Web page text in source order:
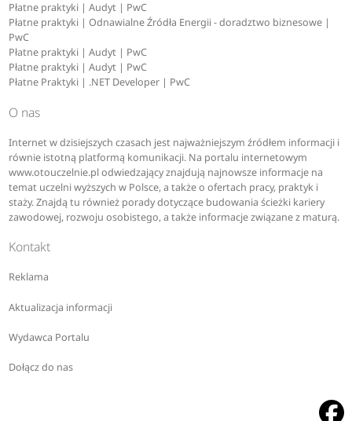
Płatne praktyki | Audyt | PwC
Płatne praktyki | Odnawialne Źródła Energii - doradztwo biznesowe |
PwC
Płatne praktyki | Audyt | PwC
Płatne praktyki | Audyt | PwC
Płatne Praktyki | .NET Developer | PwC
O nas
Internet w dzisiejszych czasach jest najważniejszym źródłem informacji i
równie istotną platformą komunikacji. Na portalu internetowym
www.otouczelnie.pl odwiedzający znajdują najnowsze informacje na
temat uczelni wyższych w Polsce, a także o ofertach pracy, praktyk i
staży. Znajdą tu również porady dotyczące budowania ścieżki kariery
zawodowej, rozwoju osobistego, a także informacje związane z maturą.
Kontakt
Reklama
Aktualizacja informacji
Wydawca Portalu
Dołącz do nas